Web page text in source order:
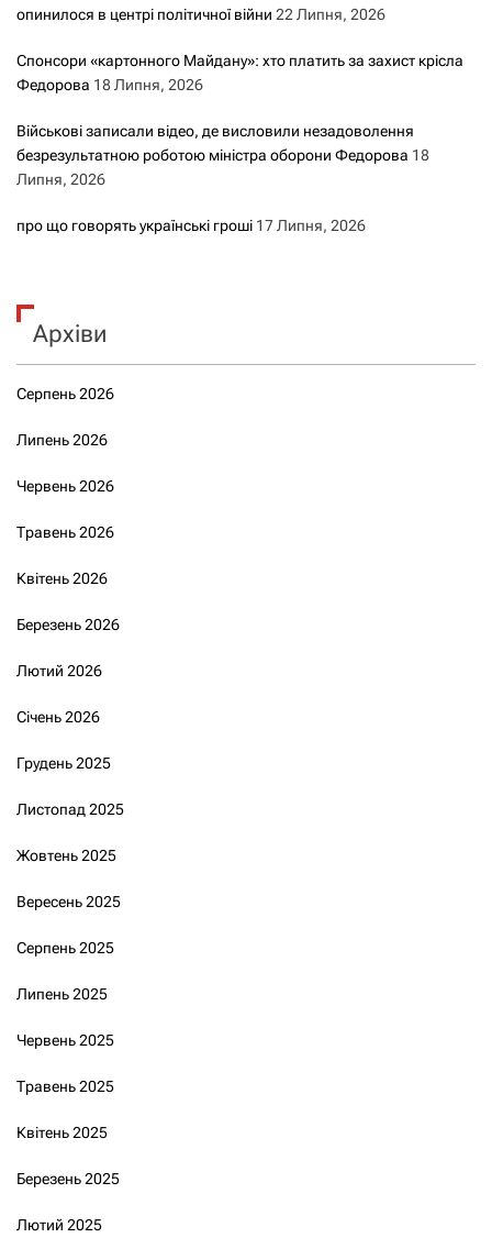
опинилося в центрі політичної війни 22 Липня, 2026
Спонсори «картонного Майдану»: хто платить за захист крісла
Федорова 18 Липня, 2026
Військові записали відео, де висловили незадоволення
безрезультатною роботою міністра оборони Федорова 18
Липня, 2026
про що говорять українські гроші 17 Липня, 2026
Архіви
Серпень 2026
Липень 2026
Червень 2026
Травень 2026
Квітень 2026
Березень 2026
Лютий 2026
Січень 2026
Грудень 2025
Листопад 2025
Жовтень 2025
Вересень 2025
Серпень 2025
Липень 2025
Червень 2025
Травень 2025
Квітень 2025
Березень 2025
Лютий 2025